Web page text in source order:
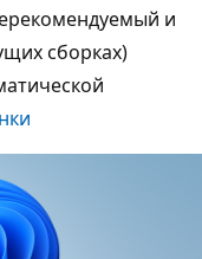
и
сборках)